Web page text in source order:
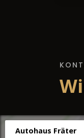
Autohaus Fräter